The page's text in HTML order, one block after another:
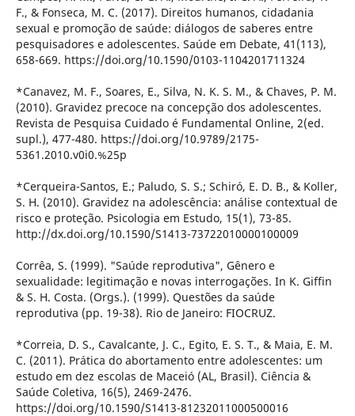
F., & Fonseca, M. C. (2017). Direitos humanos, cidadania
sexual e promoção de saúde: diálogos de saberes entre
pesquisadores e adolescentes. Saúde em Debate, 41(113),
658-669. https://doi.org/10.1590/0103-1104201711324
*Canavez, M. F., Soares, E., Silva, N. K. S. M., & Chaves, P. M.
(2010). Gravidez precoce na concepção dos adolescentes.
Revista de Pesquisa Cuidado é Fundamental Online, 2(ed.
supl.), 477-480. https://doi.org/10.9789/2175-
5361.2010.v0i0.%25p
*Cerqueira-Santos, E.; Paludo, S. S.; Schiró, E. D. B., & Koller,
S. H. (2010). Gravidez na adolescência: análise contextual de
risco e proteção. Psicologia em Estudo, 15(1), 73-85.
http://dx.doi.org/10.1590/S1413-73722010000100009
Corrêa, S. (1999). "Saúde reprodutiva", Gênero e
sexualidade: legitimação e novas interrogações. In K. Giffin
& S. H. Costa. (Orgs.). (1999). Questões da saúde
reprodutiva (pp. 19-38). Rio de Janeiro: FIOCRUZ.
*Correia, D. S., Cavalcante, J. C., Egito, E. S. T., & Maia, E. M.
C. (2011). Prática do abortamento entre adolescentes: um
estudo em dez escolas de Maceió (AL, Brasil). Ciência &
Saúde Coletiva, 16(5), 2469-2476.
https://doi.org/10.1590/S1413-81232011000500016